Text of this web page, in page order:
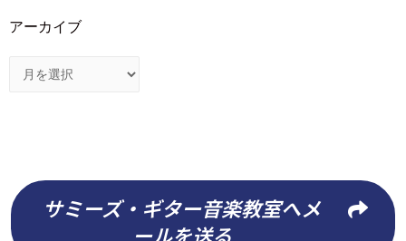
アーカイブ
サミーズ・ギター音楽教室へメ
ールを送る